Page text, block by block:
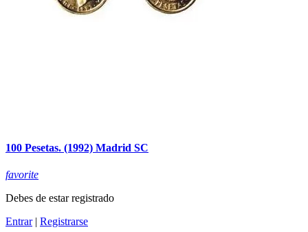
100 Pesetas. (1992) Madrid SC
favorite
Debes de estar registrado
Entrar| Registrarse